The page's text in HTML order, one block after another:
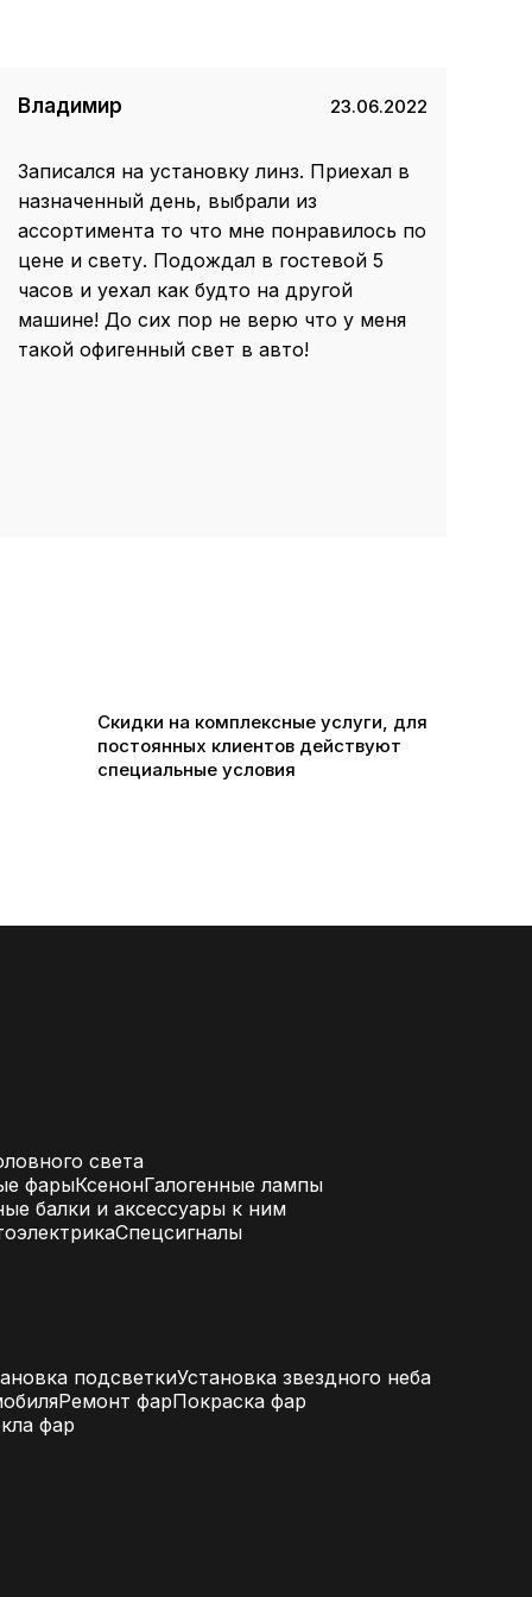
Владимир 23.06.2022
Записался на установку линз. Приехал в
назначенный день, выбрали из
ассортимента то что мне понравилось по
цене и свету. Подождал в гостевой 5
часов и уехал как будто на другой
машине! До сих пор не верю что у меня
такой офигенный свет в авто!
Скидки на комплексные услуги, для
постоянных клиентов действуют
специальные условия
света
фарыКсенонГалогенные лампы
балки и аксессуары к ним
Спецсигналы
подсветкиУстановка звездного неба
Ремонт фарПокраска фар
фар